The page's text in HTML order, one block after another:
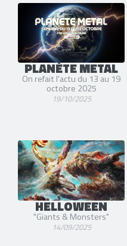
PLANÈTE METAL
On refait l'actu du 13 au 19
octobre 2025
19/10/2025
HELLOWEEN
"Giants & Monsters"
14/09/2025